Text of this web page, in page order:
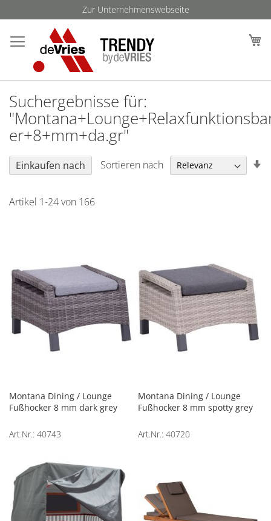
Inhalt
Zur Unternehmenswebseite
Suchergebnisse für:
er+8+mm+da.gr"
Artikel 1-24von 166
Sortieren nach
Montana Dining / Lounge
Fußhocker 8 mm dark grey
Art.Nr.: 40743
Montana Dining / Lounge
Fußhocker 8 mm spotty grey
Art.Nr.: 40720
Einkaufen nach